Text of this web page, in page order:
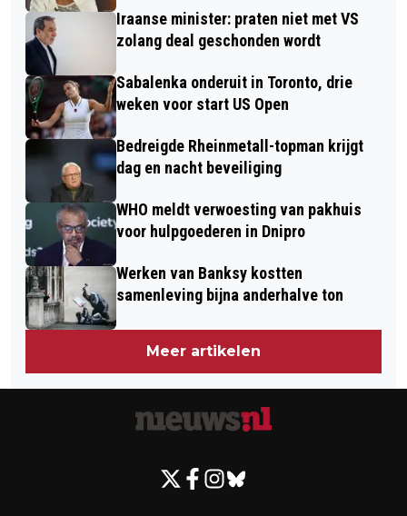
Iraanse minister: praten niet met VS
zolang deal geschonden wordt
Sabalenka onderuit in Toronto, drie
weken voor start US Open
Bedreigde Rheinmetall-topman krijgt
dag en nacht beveiliging
WHO meldt verwoesting van pakhuis
voor hulpgoederen in Dnipro
Werken van Banksy kostten
samenleving bijna anderhalve ton
Meer artikelen